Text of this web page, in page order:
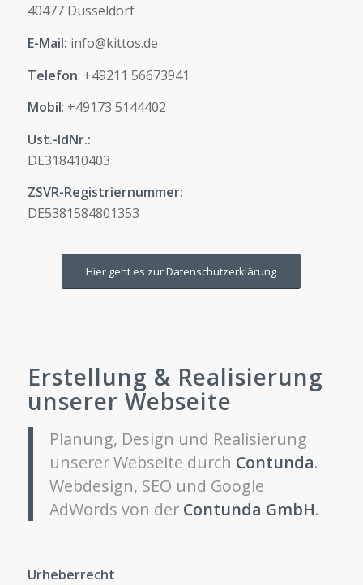
40477 Düsseldorf
E-Mail: info@kittos.de
Telefon: +49211 56673941
Mobil: +49173 5144402
Ust.-IdNr.:
DE318410403
ZSVR-Registriernummer:
DE5381584801353
Hier geht es zur Datenschutzerklärung
Erstellung & Realisierung
unserer Webseite
Planung, Design und Realisierung
unserer Webseite durch Contunda.
Webdesign, SEO und Google
AdWords von der Contunda GmbH.
Urheberrecht